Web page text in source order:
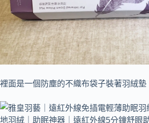
裡面是一個防塵的不織布袋子裝著羽絨墊